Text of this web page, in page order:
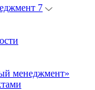
7
менеджмент»